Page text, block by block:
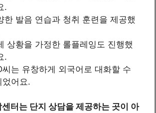
.
한 발음 연습과 청취 훈련을 제공했
상황을 가정한 롤플레잉도 진행했
.
씨는 유창하게 외국어로 대화할 수
었어요.
터는 단지 상담을 제공하는 곳이 아